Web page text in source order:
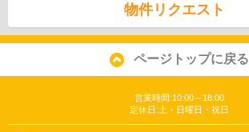
物件リクエスト
ページトップに戻る
営業時間:10:00～18:00
定休日:土・日曜日・祝日